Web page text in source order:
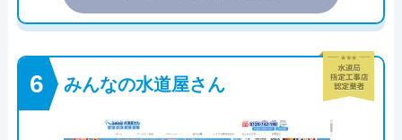
みんなの水道屋さん